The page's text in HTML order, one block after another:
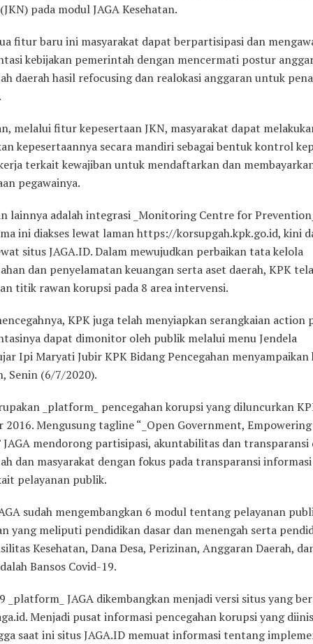
pada modul JAGA Kesehatan.
fitur baru ini masyarakat dapat berpartisipasi dan
kebijakan pemerintah dengan mencermati postur
daerah hasil refocusing dan realokasi anggaran untuk
melalui fitur kepesertaan JKN, masyarakat dapat
kepesertaannya secara mandiri sebagai bentuk kontrol
terkait kewajiban untuk mendaftarkan dan
pegawainya.
lainnya adalah integrasi _Monitoring Centre for
ini diakses lewat laman https://korsupgah.kpk.go.id, kini
situs JAGA.ID. Dalam mewujudkan perbaikan tata kelola
dan penyelamatan keuangan serta aset daerah, KPK
titik rawan korupsi pada 8 area intervensi.
KPK juga telah menyiapkan serangkaian action
dapat dimonitor oleh publik melalui menu Jendela
Ipi Maryati Jubir KPK Bidang Pencegahan menyampaikan
Senin (6/7/2020).
_platform_ pencegahan korupsi yang diluncurkan
2016. Mengusung tagline “_Open Government, Empowering
JAGA mendorong partisipasi, akuntabilitas dan transparansi
dan masyarakat dengan fokus pada transparansi
pelayanan publik.
sudah mengembangkan 6 modul tentang pelayanan
yang meliputi pendidikan dasar dan menengah serta
Kesehatan, Dana Desa, Perizinan, Anggaran Daerah,
Bansos Covid-19.
_platform_ JAGA dikembangkan menjadi versi situs yang
Menjadi pusat informasi pencegahan korupsi yang
saat ini situs JAGA.ID memuat informasi tentang